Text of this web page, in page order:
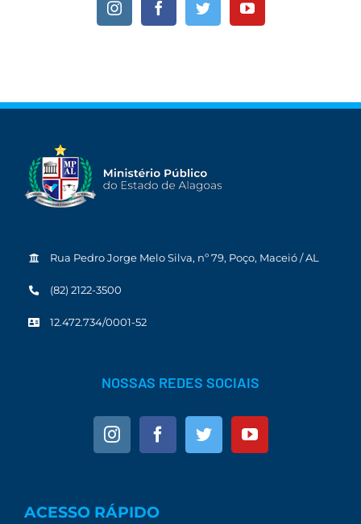
Rua Pedro Jorge Melo Silva, nº 79, Poço, Maceió / AL
(82) 2122-3500
12.472.734/0001-52
NOSSAS REDES SOCIAIS
ACESSO RÁPIDO